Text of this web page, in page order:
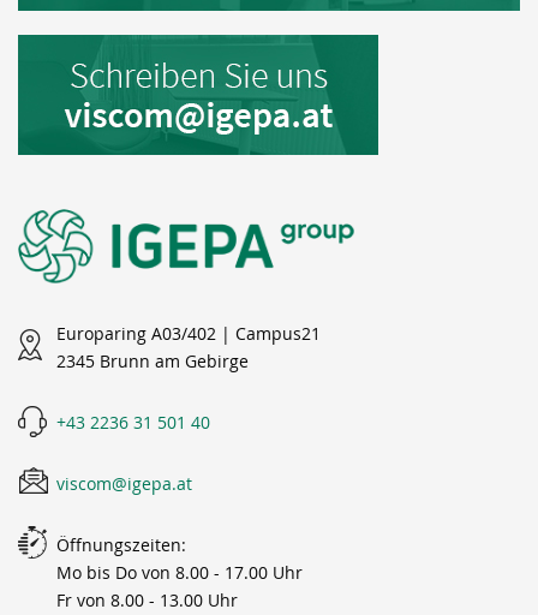
Europaring A03/402 | Campus21
2345 Brunn am Gebirge
+43 2236 31 501 40
viscom@igepa.at
Öffnungszeiten:
Mo bis Do von 8.00 - 17.00 Uhr
Fr von 8.00 - 13.00 Uhr